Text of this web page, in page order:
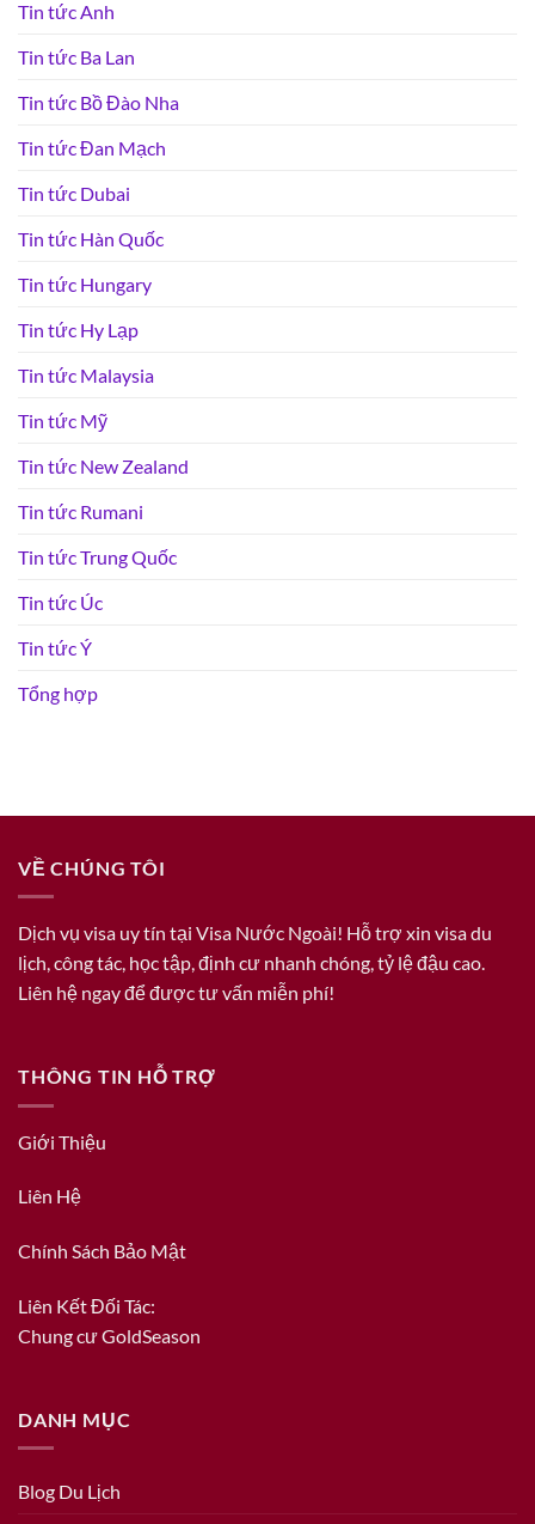
Tin tức Anh
Tin tức Ba Lan
Tin tức Bồ Đào Nha
Tin tức Đan Mạch
Tin tức Dubai
Tin tức Hàn Quốc
Tin tức Hungary
Tin tức Hy Lạp
Tin tức Malaysia
Tin tức Mỹ
Tin tức New Zealand
Tin tức Rumani
Tin tức Trung Quốc
Tin tức Úc
Tin tức Ý
Tổng hợp
VỀ CHÚNG TÔI
Dịch vụ visa uy tín tại Visa Nước Ngoài! Hỗ trợ xin visa du
lịch, công tác, học tập, định cư nhanh chóng, tỷ lệ đậu cao.
Liên hệ ngay để được tư vấn miễn phí!
THÔNG TIN HỖ TRỢ
Giới Thiệu
Liên Hệ
Chính Sách Bảo Mật
Liên Kết Đối Tác:
Chung cư GoldSeason
DANH MỤC
Blog Du Lịch